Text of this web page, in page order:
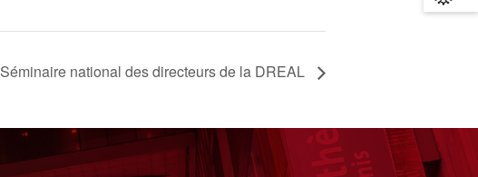
Séminaire national des directeurs de la DREAL